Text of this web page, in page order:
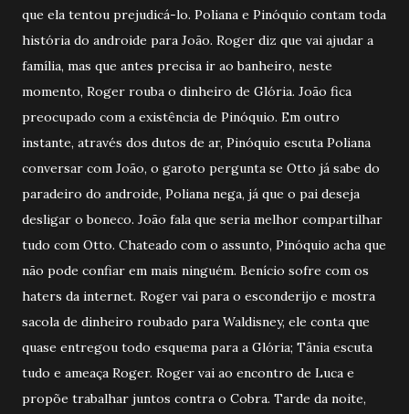
que ela tentou prejudicá-lo. Poliana e Pinóquio contam toda
história do androide para João. Roger diz que vai ajudar a
família, mas que antes precisa ir ao banheiro, neste
momento, Roger rouba o dinheiro de Glória. João fica
preocupado com a existência de Pinóquio. Em outro
instante, através dos dutos de ar, Pinóquio escuta Poliana
conversar com João, o garoto pergunta se Otto já sabe do
paradeiro do androide, Poliana nega, já que o pai deseja
desligar o boneco. João fala que seria melhor compartilhar
tudo com Otto. Chateado com o assunto, Pinóquio acha que
não pode confiar em mais ninguém. Benício sofre com os
haters da internet. Roger vai para o esconderijo e mostra
sacola de dinheiro roubado para Waldisney, ele conta que
quase entregou todo esquema para a Glória; Tânia escuta
tudo e ameaça Roger. Roger vai ao encontro de Luca e
propõe trabalhar juntos contra o Cobra. Tarde da noite,